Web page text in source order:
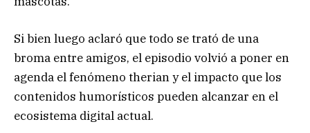
Si bien luego aclaró que todo se trató de una
broma entre amigos, el episodio volvió a poner en
agenda el fenómeno therian y el impacto que los
contenidos humorísticos pueden alcanzar en el
ecosistema digital actual.